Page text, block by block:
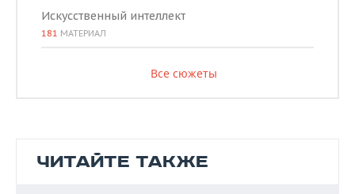
Искусственный интеллект
181 МАТЕРИАЛ
Все сюжеты
ЧИТАЙТЕ ТАКЖЕ